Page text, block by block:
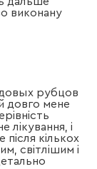
виконану
рубцов
довго мене
лікування, і
кількох
світлішим і